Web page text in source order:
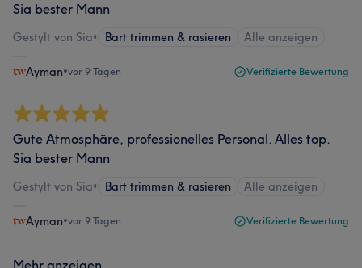
Sia bester Mann
Gestylt von Sia• Bart trimmen & rasieren Alle anzeigen
Ayman•vor 9 Tagen Verifizierte Bewertung
Gute Atmosphäre, professionelles Personal. Alles top.
Sia bester Mann
Gestylt von Sia• Bart trimmen & rasieren Alle anzeigen
Ayman•vor 9 Tagen Verifizierte Bewertung
Mehr anzeigen...